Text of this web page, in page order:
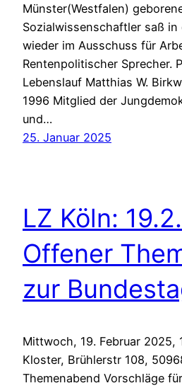
Münster(Westfalen)
Sozialwissenschaftler saß
wieder im Ausschuss für
Rentenpolitischer Sprecher.
Lebenslauf Matthias W.
1996 Mitglied der
und…
25. Januar 2025
LZ Köln:
Offener
zur
Mittwoch, 19. Februar 2025,
Kloster, Brühlerstr 108,
Themenabend Vorschläge